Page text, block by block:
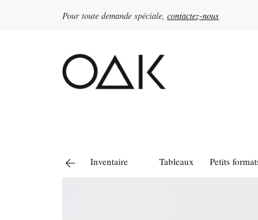
Pour toute demande spéciale, contactez-nous
Rechercher :
Inventaire Tableaux Petits